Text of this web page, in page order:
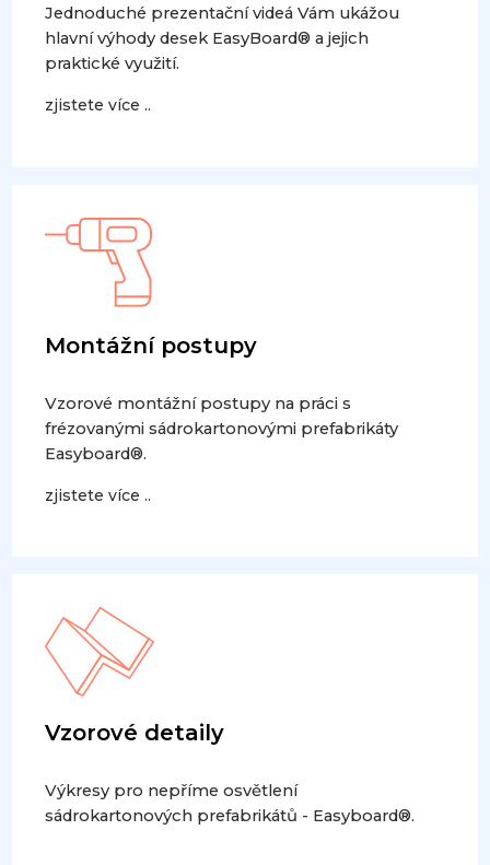
Jednoduché prezentační videá Vám ukážou
hlavní výhody desek EasyBoard® a jejich
praktické využití.
zjistete více ..
Montážní postupy
Vzorové montážní postupy na práci s
frézovanými sádrokartonovými prefabrikáty
Easyboard®.
zjistete více ..
Vzorové detaily
Výkresy pro nepříme osvětlení
sádrokartonových prefabrikátů - Easyboard®.